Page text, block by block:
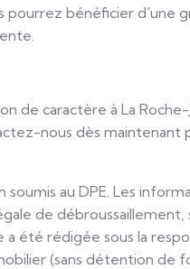
pourrez bénéficier d'une
caractère à La Roche-
nous dès maintenant
au DPE. Les
de débroussaillement,
été rédigée sous la
(sans détention de